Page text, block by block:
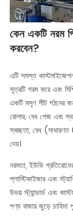
কেন একটি নরম
করবেন?
এটি সমস্ত কাস্টমাইজেশন
সূত্রটি গরম করে এবং
একটি মসৃণ শীট গঠনের
রোলার, বেধ গেজ এবং
স্বচ্ছতা, বেধ
দেয়।
নরমতা, ইউভি
প্লাস্টিকাইজার এবং
উভয় স্ট্যান্ডার্ড এবং
পণ্য বাজার জুড়ে